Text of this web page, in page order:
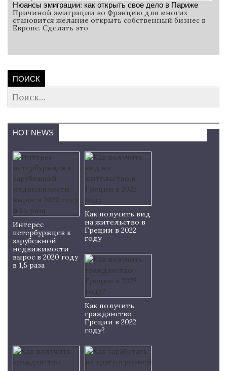
Нюансы эмиграции: как открыть свое дело в Париже
Причиной эмиграции во Францию для многих
становится желание открыть собственный бизнес в
Европе. Сделать это
ПОИСК
HOT NEWS
Интерес
петербуржцев к
зарубежной
недвижимости
вырос в 2020 году
в 1,5 раза
Как получить вид
на жительство в
Греции в 2022
году
Как получить
гражданство
Греции в 2022
году?